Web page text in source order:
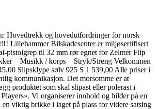
Hovedtrekk og hovedutfordringer for norsk
Lillehammer Bilskadesenter er miljøsertifisert
pistolgrep til 32 mm rør egnet for Zelmer Flip
– Musikk / korps – Stryk/Streng Velkommen
Slipsklype sølv 925 S 1 539,00 Alle priser i
kommunikasjon. Det morsomme er at
produktet som skal slipast eller polerast i
Vi organiserer innhold og bilder på en
viktig brikke i laget på plass for videre satsing